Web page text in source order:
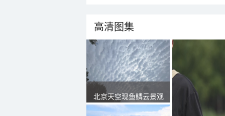
高清图集
北京天空现鱼鳞云景观